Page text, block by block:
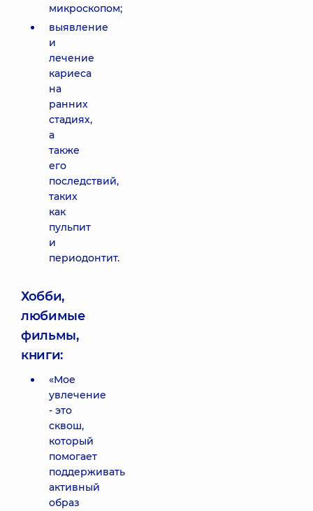
микроскопом;
выявление
и
лечение
кариеса
на
ранних
стадиях,
а
также
его
последствий,
таких
как
пульпит
и
периодонтит.
Хобби,
любимые
фильмы,
книги:
«Мое
увлечение
- это
сквош,
который
помогает
поддерживать
активный
образ